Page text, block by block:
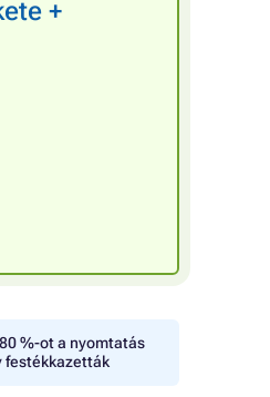
+
%-ot a nyomtatás
festékkazetták